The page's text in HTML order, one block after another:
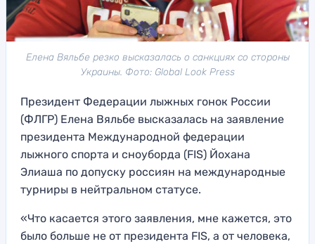
Елена Вяльбе резко высказалась о санкциях со стороны
Украины. Фото: Global Look Press
Президент Федерации лыжных гонок России
(ФЛГР) Елена Вяльбе высказалась на заявление
президента Международной федерации
лыжного спорта и сноуборда (FIS) Йохана
Элиаша по допуску россиян на международные
турниры в нейтральном статусе.
«Что касается этого заявления, мне кажется, это
было больше не от президента FIS, а от человека,